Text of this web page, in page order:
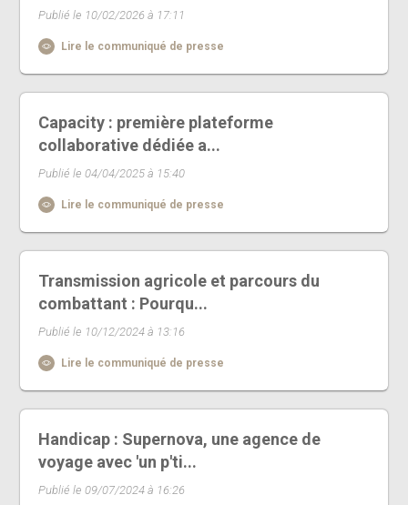
Publié le 10/02/2026 à 17:11
Lire le communiqué de presse
Capacity : première plateforme
collaborative dédiée a...
Publié le 04/04/2025 à 15:40
Lire le communiqué de presse
Transmission agricole et parcours du
combattant : Pourqu...
Publié le 10/12/2024 à 13:16
Lire le communiqué de presse
Handicap : Supernova, une agence de
voyage avec 'un p'ti...
Publié le 09/07/2024 à 16:26